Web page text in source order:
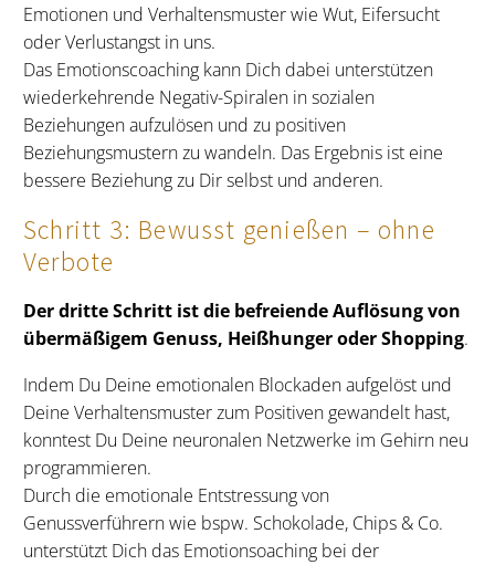
Emotionen und Verhaltensmuster wie Wut, Eifersucht
oder Verlustangst in uns.
Das Emotionscoaching kann Dich dabei unterstützen
wiederkehrende Negativ-Spiralen in sozialen
Beziehungen aufzulösen und zu positiven
Beziehungsmustern zu wandeln. Das Ergebnis ist eine
bessere Beziehung zu Dir selbst und anderen.
Schritt 3: Bewusst genießen – ohne
Verbote
Der dritte Schritt ist die befreiende Auflösung von
übermäßigem Genuss, Heißhunger oder Shopping.
Indem Du Deine emotionalen Blockaden aufgelöst und
Deine Verhaltensmuster zum Positiven gewandelt hast,
konntest Du Deine neuronalen Netzwerke im Gehirn neu
programmieren.
Durch die emotionale Entstressung von
Genussverführern wie bspw. Schokolade, Chips & Co.
unterstützt Dich das Emotionsoaching bei der